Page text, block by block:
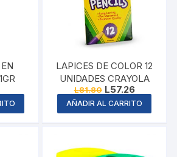
LAPICES DE COLOR 12
UNIDADES CRAYOLA
L81.80 Original
price
was:
L81.80.
L57.26Current
price
is:
L57.26.
AÑADIR AL CARRITO